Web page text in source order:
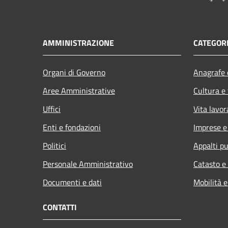
AMMINISTRAZIONE
Organi di Governo
Aree Amministrative
Uffici
Enti e fondazioni
Politici
Personale Amministrativo
Documenti e dati
Cultura
Vita
Imprese
Appalti
Catasto
Mobilità
CONTATTI